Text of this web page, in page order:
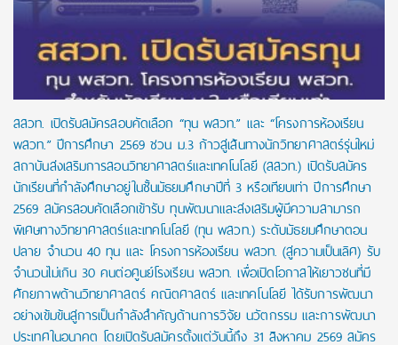
สสวท. เปิดรับสมัครสอบคัดเลือก “ทุน พสวท.” และ “โครงการห้องเรียน
พสวท.” ปีการศึกษา 2569 ชวน ม.3 ก้าวสู่เส้นทางนักวิทยาศาสตร์รุ่นใหม่
สถาบันส่งเสริมการสอนวิทยาศาสตร์และเทคโนโลยี (สสวท.) เปิดรับสมัคร
นักเรียนที่กำลังศึกษาอยู่ในชั้นมัธยมศึกษาปีที่ 3 หรือเทียบเท่า ปีการศึกษา
2569 สมัครสอบคัดเลือกเข้ารับ ทุนพัฒนาและส่งเสริมผู้มีความสามารถ
พิเศษทางวิทยาศาสตร์และเทคโนโลยี (ทุน พสวท.) ระดับมัธยมศึกษาตอน
ปลาย จำนวน 40 ทุน และ โครงการห้องเรียน พสวท. (สู่ความเป็นเลิศ) รับ
จำนวนไม่เกิน 30 คนต่อศูนย์โรงเรียน พสวท. เพื่อเปิดโอกาสให้เยาวชนที่มี
ศักยภาพด้านวิทยาศาสตร์ คณิตศาสตร์ และเทคโนโลยี ได้รับการพัฒนา
อย่างเข้มข้นสู่การเป็นกำลังสำคัญด้านการวิจัย นวัตกรรม และการพัฒนา
ประเทศในอนาคต โดยเปิดรับสมัครตั้งแต่วันนี้ถึง 31 สิงหาคม 2569 สมัคร